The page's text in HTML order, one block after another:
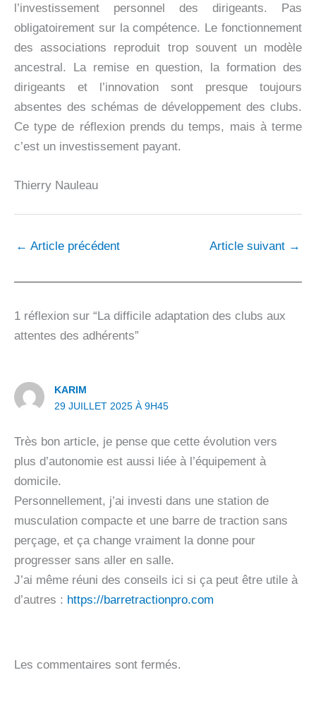
l’investissement personnel des dirigeants. Pas
obligatoirement sur la compétence. Le fonctionnement
des associations reproduit trop souvent un modèle
ancestral. La remise en question, la formation des
dirigeants et l’innovation sont presque toujours
absentes des schémas de développement des clubs.
Ce type de réflexion prends du temps, mais à terme
c’est un investissement payant.
Thierry Nauleau
← Article précédent Article suivant →
1 réflexion sur “La difficile adaptation des clubs aux
attentes des adhérents”
KARIM
29 JUILLET 2025 À 9H45
Très bon article, je pense que cette évolution vers
plus d’autonomie est aussi liée à l’équipement à
domicile.
Personnellement, j’ai investi dans une station de
musculation compacte et une barre de traction sans
perçage, et ça change vraiment la donne pour
progresser sans aller en salle.
J’ai même réuni des conseils ici si ça peut être utile à
d’autres : https://barretractionpro.com
Les commentaires sont fermés.